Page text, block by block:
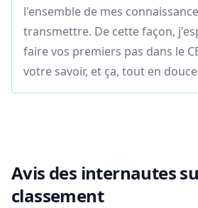
l'ensemble de mes
transmettre. De cette façon,
faire vos premiers pas dans le
votre savoir, et ça, tout en
Avis des internautes
classement